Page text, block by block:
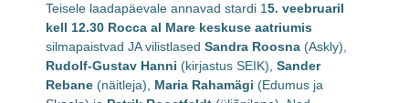
Teisele laadapäevale annavad stardi 15. veebruaril
kell 12.30 Rocca al Mare keskuse aatriumis
silmapaistvad JA vilistlasedSandra Roosna (Askly),
Rudolf-Gustav Hanni (kirjastus SEIK),Sander
Rebane (näitleja), Maria Rahamägi (Edumus ja